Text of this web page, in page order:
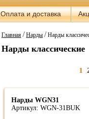
Оплата и доставка
Главная/Нарды/Нарды
Нарды классические
1
Нарды WGN31
Артикул: WGN-31BUK